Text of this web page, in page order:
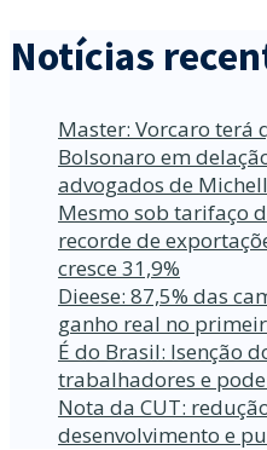
Notícias
Master: Vorcaro terá
Bolsonaro em
advogados de
Mesmo sob tarifaço
recorde de
cresce 31,9%
Dieese: 87,5% das
ganho real no
É do Brasil: Isenção
trabalhadores e
Nota da CUT:
desenvolvimento e